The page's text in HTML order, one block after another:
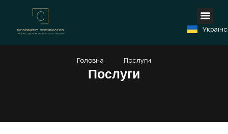
فارسی
Türkçe
العربية
Головна Послуги
Послуги